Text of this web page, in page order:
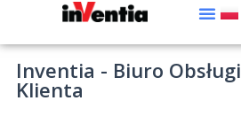
Inventia - Biuro Obsługi
Klienta